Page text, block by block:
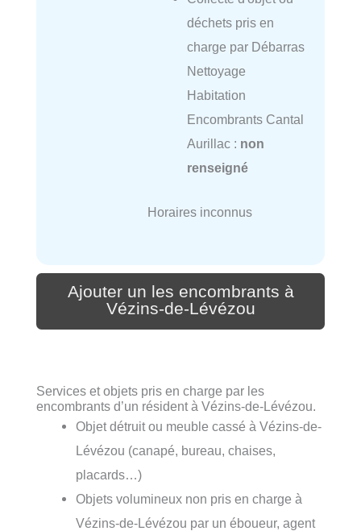
déchets pris en
charge par Débarras
Nettoyage
Habitation
Encombrants Cantal
Aurillac : non
renseigné
Horaires inconnus
Ajouter un les encombrants à
Vézins-de-Lévézou
Services et objets pris en charge par les
encombrants d’un résident à Vézins-de-Lévézou.
Objet détruit ou meuble cassé à Vézins-de-
Lévézou (canapé, bureau, chaises,
placards…)
Objets volumineux non pris en charge à
Vézins-de-Lévézou par un éboueur, agent